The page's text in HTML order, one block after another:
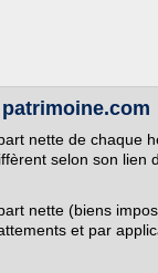
nette de chaque
selon son lien
nette (biens
et par